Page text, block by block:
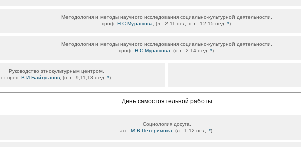
Методология и методы научного исследования социально-культурной деятельности,
проф. Н.С.Мурашова , (л.: 2-11 нед. п.з.: 12-15 нед. *)
Методология и методы научного исследования социально-культурной деятельности,
проф. Н.С.Мурашова , (п.з.: 2-14 нед. *)
Руководство этнокультурным центром,
ст.преп. В.И.Байтуганов, (п.з.: 9,11,13 нед. *)
День самостоятельной работы
Социология досуга,
асс. М.В.Петеримова , (л.: 1-12 нед. *)